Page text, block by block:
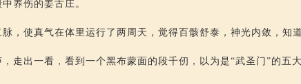
养伤的姜古庄。
，使真气在体里运行了两周天，觉得百骸舒泰，神光内敛，知
走出一看，看到一个黑布蒙面的段千仞，以为是“武圣门”的五